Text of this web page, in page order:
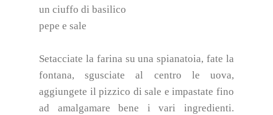
un ciuffo di basilico
pepe e sale
Setacciate la farina su una spianatoia, fate la
fontana, sgusciate al centro le uova,
aggiungete il pizzico di sale e impastate fino
ad amalgamare bene i vari ingredienti.